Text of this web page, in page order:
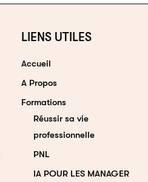
LIENS UTILES
Accueil
A Propos
Formations
Réussir sa vie
professionnelle
PNL
IA POUR LES MANAGER